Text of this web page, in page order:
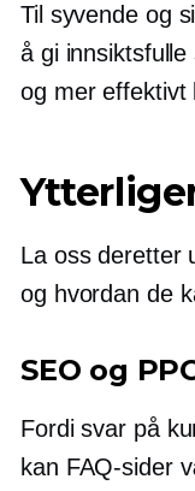
Til syvende og
å gi
og mer effektivt
La oss deretter
og hvordan de
SEO og
Fordi svar på
kan FAQ-sider